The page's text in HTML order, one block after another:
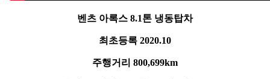
벤츠 아록스 8.1톤 냉동탑차
최초등록 2020.10
주행거리 800,699km